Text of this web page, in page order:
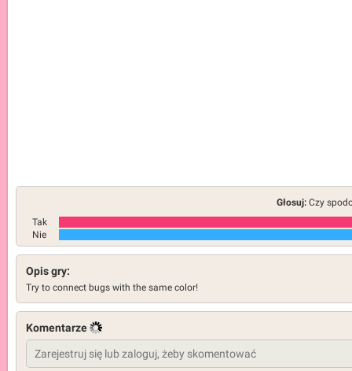
Głosuj: Czy
Tak
Nie
Opis gry:
Try to connect bugs with the same color!
Komentarze